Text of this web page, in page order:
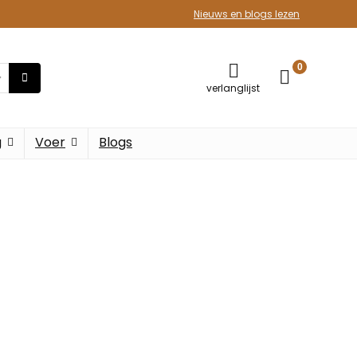
Nieuws en blogs lezen
verlanglijst
0
Voer Blogs